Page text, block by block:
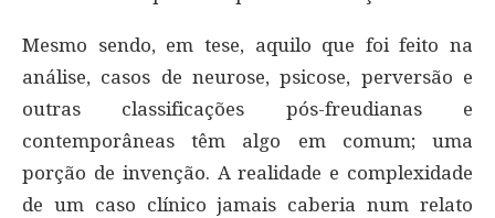
Mesmo sendo, em tese, aquilo que foi feito na
análise, casos de neurose, psicose, perversão e
outras classificações pós-freudianas e
contemporâneas têm algo em comum; uma
porção de invenção. A realidade e complexidade
de um caso clínico jamais caberia num relato